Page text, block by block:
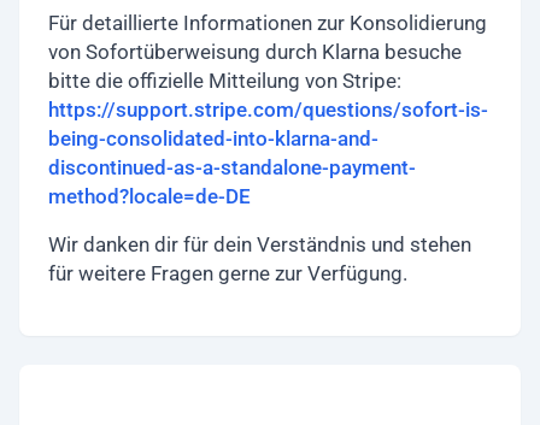
Für detaillierte Informationen zur Konsolidierung
von Sofortüberweisung durch Klarna besuche
bitte die offizielle Mitteilung von Stripe:
https://support.stripe.com/questions/sofort-is-
being-consolidated-into-klarna-and-
discontinued-as-a-standalone-payment-
method?locale=de-DE
Wir danken dir für dein Verständnis und stehen
für weitere Fragen gerne zur Verfügung.